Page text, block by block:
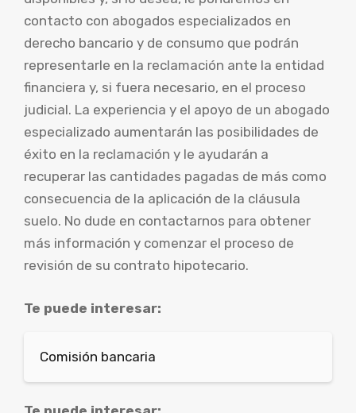
contacto con abogados especializados en
derecho bancario y de consumo que podrán
representarle en la reclamación ante la entidad
financiera y, si fuera necesario, en el proceso
judicial. La experiencia y el apoyo de un abogado
especializado aumentarán las posibilidades de
éxito en la reclamación y le ayudarán a
recuperar las cantidades pagadas de más como
consecuencia de la aplicación de la cláusula
suelo. No dude en contactarnos para obtener
más información y comenzar el proceso de
revisión de su contrato hipotecario.
Te puede interesar:
Comisión bancaria